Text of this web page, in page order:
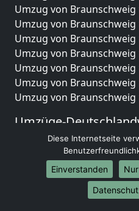
Umzug von
Umzug von
Umzug von
Umzug von
Umzug von
Umzug von
Umzug von
Umzüge-
Umzug von
Umzug von
Umzug von
Umzug von
Umzug von
Diese Internetseite
Einverstanden